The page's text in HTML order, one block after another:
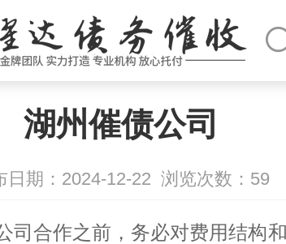
湖州催债公司
日期：2024-12-22 浏览次数： 59
司 合作之前，务必对费用结构